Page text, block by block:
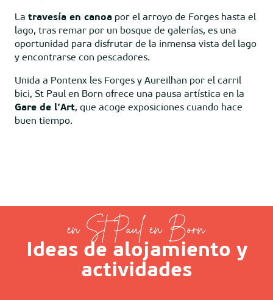
La travesía en canoa por el arroyo de Forges hasta el
lago, tras remar por un bosque de galerías, es una
oportunidad para disfrutar de la inmensa vista del lago
y encontrarse con pescadores.
Unida a Pontenx les Forges y Aureilhan por el carril
bici, St Paul en Born ofrece una pausa artística en la
Gare de l’Art, que acoge exposiciones cuando hace
buen tiempo.
en St Paul en Born
Ideas de alojamiento y
actividades